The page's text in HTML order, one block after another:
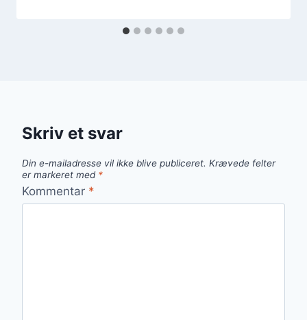
Skriv et svar
Din e-mailadresse vil ikke blive publiceret. Krævede felter
er markeret med *
Kommentar *